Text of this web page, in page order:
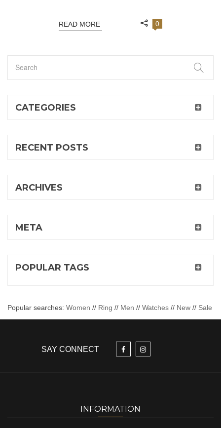
READ MORE 0
CATEGORIES
RECENT POSTS
ARCHIVES
META
POPULAR TAGS
Popular searches: Women // Ring // Men // Watches // New // Sale
SAY CONNECT
INFORMATION